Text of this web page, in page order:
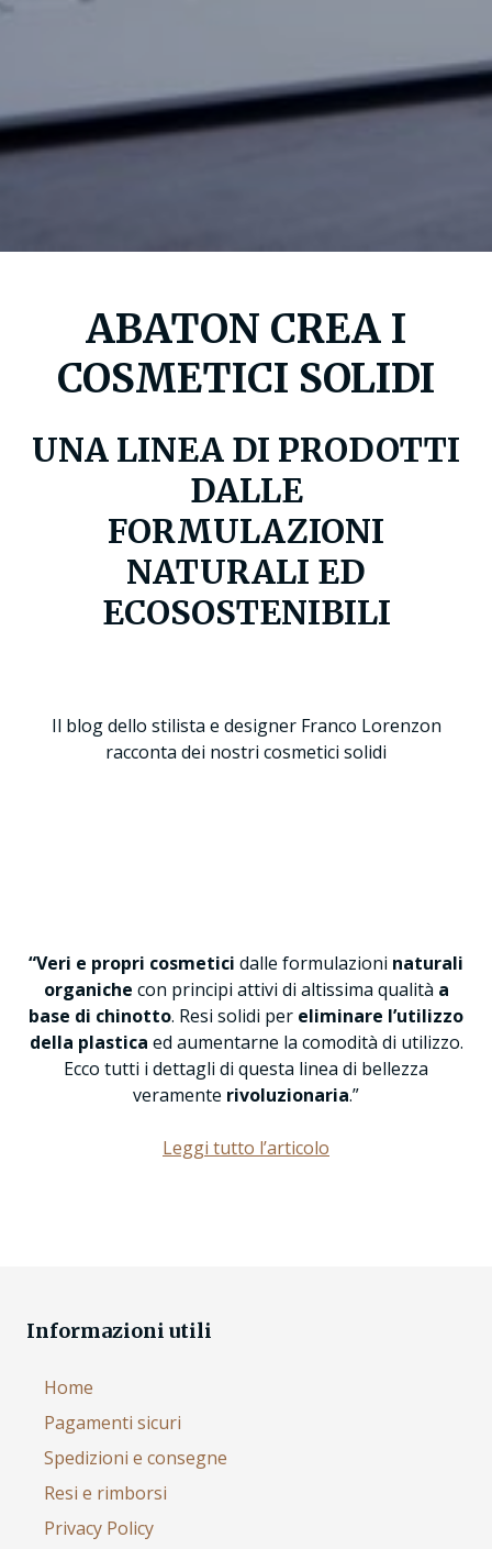
ABATON CREA I
COSMETICI SOLIDI
UNA LINEA DI PRODOTTI
DALLE
FORMULAZIONI
NATURALI ED
ECOSOSTENIBILI
Il blog dello stilista e designer Franco Lorenzon
racconta dei nostri cosmetici solidi
“Veri e propri cosmetici dalle formulazioni naturali
organiche con principi attivi di altissima qualità a
base di chinotto. Resi solidi per eliminare l’utilizzo
della plastica ed aumentarne la comodità di utilizzo.
Ecco tutti i dettagli di questa linea di bellezza
veramente rivoluzionaria.”
Leggi tutto l’articolo
Informazioni utili
Home
Pagamenti sicuri
Spedizioni e consegne
Resi e rimborsi
Privacy Policy